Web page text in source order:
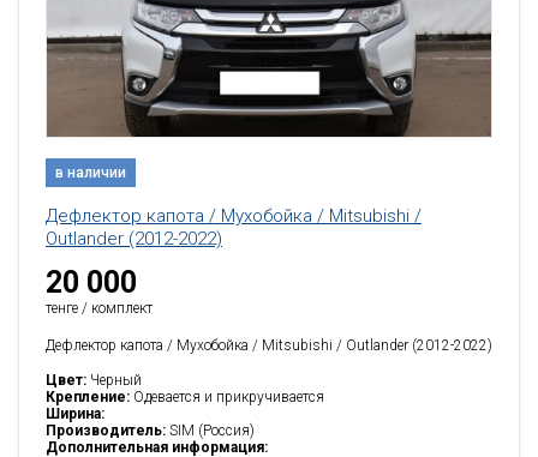
в наличии
Дефлектор капота / Мухобойка / Mitsubishi /
Outlander (2012-2022)
20 000
тенге / комплект
Дефлектор капота / Мухобойка / Mitsubishi / Outlander (2012-2022)
Цвет: Черный
Крепление: Одевается и прикручивается
Ширина:
Производитель: SIM (Россия)
Дополнительная информация: